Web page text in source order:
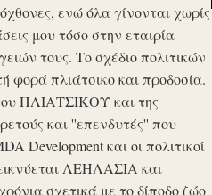
ενώ όλα γίνονται χωρίς
μου τόσο στην εταιρία
τους. Το σχέδιο πολιτικών
φορά πλιάτσικο και προδοσία.
ΠΛΙΑΤΣΙΚΟΥ και της
και ''επενδυτές'' που
Development και οι πολιτικοί
ΛΕΗΛΑΣΙΑ και
σχετικά με το δίποδο ζώο